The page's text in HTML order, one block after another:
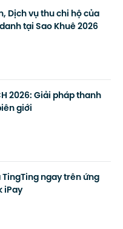
Dịch vụ thu chi hộ của
tại Sao Khuê 2026
2026: Giải pháp thanh
giới
ngay trên ứng
iPay